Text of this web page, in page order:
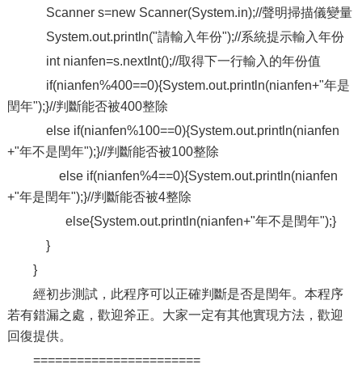
Scanner s=new Scanner(System.in);//聲明掃描儀變量
System.out.println("請輸入年份");//系統提示輸入年份
int nianfen=s.nextInt();//取得下一行輸入的年份值
if(nianfen%400==0){System.out.println(nianfen+"年是
閏年");}//判斷能否被400整除
else if(nianfen%100==0){System.out.println(nianfen
+"年不是閏年");}//判斷能否被100整除
else if(nianfen%4==0){System.out.println(nianfen
+"年是閏年");}//判斷能否被4整除
else{System.out.println(nianfen+"年不是閏年");}
}
}
經初步測試，此程序可以正確判斷是否是閏年。本程序
若有錯漏之處，歡迎斧正。大家一定有其他實現方法，歡迎
回復提供。
=======================